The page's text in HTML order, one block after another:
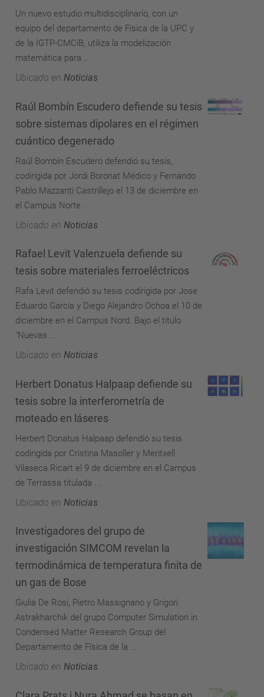
Un nuevo estudio multidisciplinario, con un
equipo del departamento de Física de la UPC y
de la IGTP-CMCiB, utiliza la modelización
matemática para ...
Ubicado en Noticias
Raúl Bombín Escudero defiende su tesis
sobre sistemas dipolares en el régimen
cuántico degenerado
Raúl Bombín Escudero defendió su tesis,
codirigida por Jordi Boronat Médico y Fernando
Pablo Mazzanti Castrillejo el 13 de diciembre en
el Campus Norte ...
Ubicado en Noticias
Rafael Levit Valenzuela defiende su
tesis sobre materiales ferroeléctricos
Rafa Levit defendió su tesis codirigida por Jose
Eduardo García y Diego Alejandro Ochoa el 10 de
diciembre en el Campus Nord. Bajo el título
"Nuevas ...
Ubicado en Noticias
Herbert Donatus Halpaap defiende su
tesis sobre la interferometría de
moteado en láseres
Herbert Donatus Halpaap defendió su tesis
codirigida por Cristina Masoller y Meritxell
Vilaseca Ricart el 9 de diciembre en el Campus
de Terrassa titulada ...
Ubicado en Noticias
Investigadores del grupo de
investigación SIMCOM revelan la
termodinámica de temperatura finita de
un gas de Bose
Giulia De Rosi, Pietro Massignano y Grigori
Astrakharchik del grupo Computer Simulation in
Condensed Matter Research Group del
Departamento de Física de la ...
Ubicado en Noticias